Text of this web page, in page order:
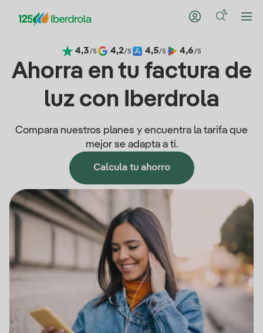
4,3/5 4,2/5 4,5/5 4,6/5
Ahorra en tu factura de
luz con Iberdrola
Compara nuestros planes y encuentra la tarifa que
mejor se adapta a ti.
Calcula tu ahorro